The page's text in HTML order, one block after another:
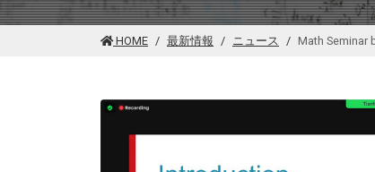
HOME 最新情報 ニュース Math Seminar